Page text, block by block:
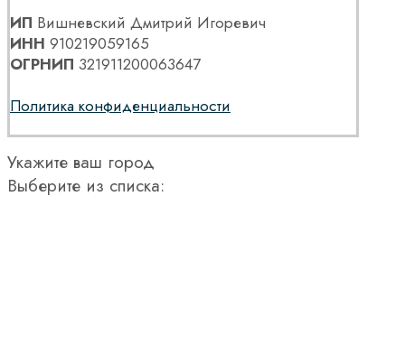
ИП Вишневский Дмитрий Игоревич
ИНН 910219059165
ОГРНИП 321911200063647
Политика конфиденциальности
Укажите ваш город
Выберите из списка: